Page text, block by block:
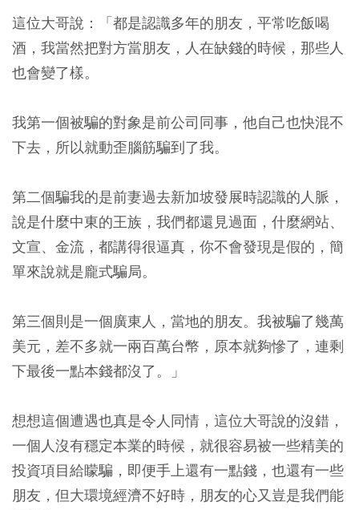
這位大哥說：「都是認識多年的朋友，平常吃飯喝
酒，我當然把對方當朋友，人在缺錢的時候，那些人
也會變了樣。
我第一個被騙的對象是前公司同事，他自己也快混不
下去，所以就動歪腦筋騙到了我。
第二個騙我的是前妻過去新加坡發展時認識的人脈，
說是什麼中東的王族，我們都還見過面，什麼網站、
文宣、金流，都講得很逼真，你不會發現是假的，簡
單來說就是龐式騙局。
第三個則是一個廣東人，當地的朋友。我被騙了幾萬
美元，差不多就一兩百萬台幣，原本就夠慘了，連剩
下最後一點本錢都沒了。」
想想這個遭遇也真是令人同情，這位大哥說的沒錯，
一個人沒有穩定本業的時候，就很容易被一些精美的
投資項目給矇騙，即便手上還有一點錢，也還有一些
朋友，但大環境經濟不好時，朋友的心又豈是我們能